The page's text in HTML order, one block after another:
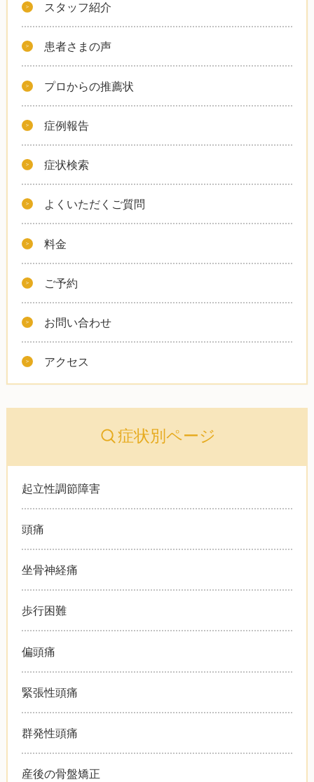
スタッフ紹介
患者さまの声
プロからの推薦状
症例報告
症状検索
よくいただくご質問
料金
ご予約
お問い合わせ
アクセス
症状別ページ
起立性調節障害
頭痛
坐骨神経痛
歩行困難
偏頭痛
緊張性頭痛
群発性頭痛
産後の骨盤矯正